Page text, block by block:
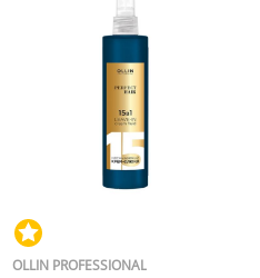
OLLIN PROFESSIONAL